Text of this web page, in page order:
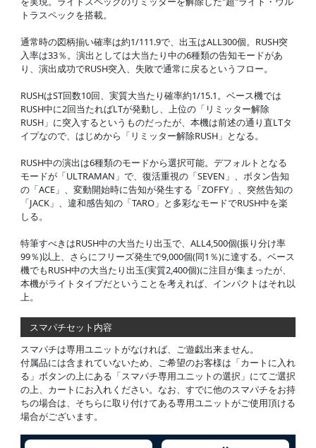
トラスペックを搭載。
通常時の図柄揃い確率は約1/111.9で、出玉はALL300個。RUSH突
入率は33％。演出としては大当たり中の6種類の告知モードがあ
り、演出成功でRUSH突入、失敗で通常に戻るというフロー。
RUSHはST回数10回、実質大当たり確率約1/15.1。ベース機では
RUSH中に2回当たればLTが発動し、上位の「リミッター解除
RUSH」に突入するというものだったが、本機は前述の通り直LTタ
イプなので、はじめから「リミッター解除RUSH」となる。
RUSH中の演出は6種類のモードから選択可能。デフォルトとなる
モードが「ULTRAMAN」で、復活重視の「SEVEN」、ボタン告知
の「ACE」、変動開始時に告知が発生する「ZOFFY」、突然告知の
「JACK」、違和感告知の「TARO」と多彩なモードでRUSH中を楽
しる。
特筆すべきはRUSH中の大当たり出玉で、ALL4,500個(振り分け率
99％)以上、さらにフリーズ発生で9,000個(同1％)に達する。ベース
機でもRUSH中の大当たり出玉(実質2,400個)に注目が集まったが、
本機がライトタイプだということを考えれば、インパクトはそれ以
上。
スマパチセット内容
スマパチは専用ユニットがなければ、ご遊戯出来ません。
付属品には含まれていないため、ご希望のお客様は「カートに入れ
る」ボタンの上にある「スマパチ専用ユニットの選択」にてご選択
の上、カートにお入れください。なお、すでに他のスマパチをお持
ちの場合は、そちらに取り付けてある専用ユニットがご使用頂ける
場合がございます。